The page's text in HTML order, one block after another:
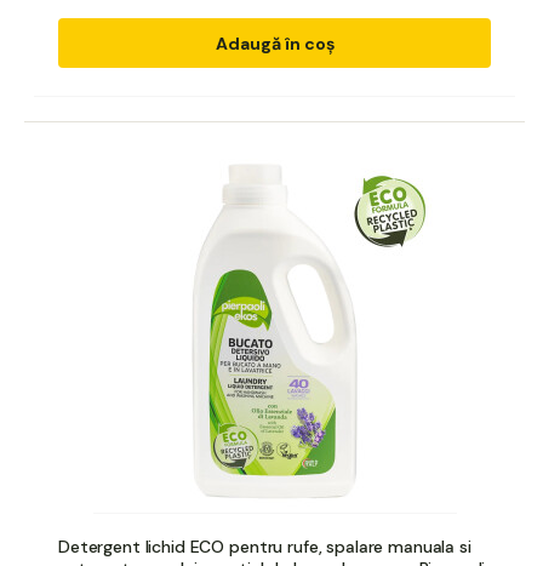
Adaugă în coș
Detergent lichid ECO pentru rufe, spalare manuala si